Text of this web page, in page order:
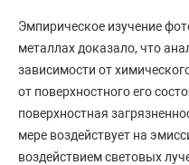
Эмпирическое изучение
металлах доказало, что
зависимости от
от поверхностного его
поверхностная
мере воздействует на
воздействием световых